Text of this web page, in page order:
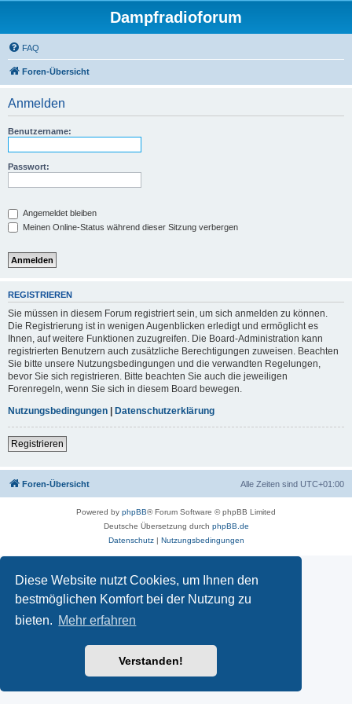
Diese Website nutzt Cookies, um Ihnen den
bestmöglichen Komfort bei der Nutzung zu
bieten. Mehr erfahren
Verstanden!
Dampfradioforum
FAQ
Foren-Übersicht
Anmelden
Benutzername:
Passwort:
Angemeldet bleiben
Meinen Online-Status während dieser Sitzung verbergen
REGISTRIEREN
Sie müssen in diesem Forum registriert sein, um sich anmelden zu können.
Die Registrierung ist in wenigen Augenblicken erledigt und ermöglicht es
Ihnen, auf weitere Funktionen zuzugreifen. Die Board-Administration kann
registrierten Benutzern auch zusätzliche Berechtigungen zuweisen. Beachten
Sie bitte unsere Nutzungsbedingungen und die verwandten Regelungen,
bevor Sie sich registrieren. Bitte beachten Sie auch die jeweiligen
Forenregeln, wenn Sie sich in diesem Board bewegen.
Nutzungsbedingungen | Datenschutzerklärung
Registrieren
Foren-Übersicht Alle Zeiten sind UTC+01:00
Powered by phpBB® Forum Software © phpBB Limited
Deutsche Übersetzung durch phpBB.de
Datenschutz| Nutzungsbedingungen